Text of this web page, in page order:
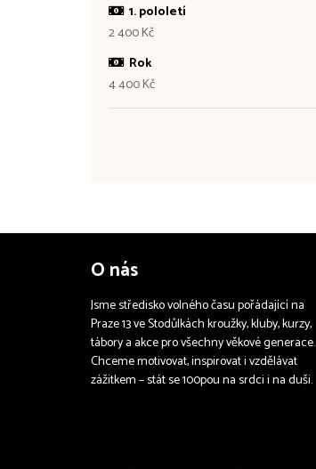
1. pololetí
2 400 Kč
Rok
4 400 Kč
O nás
Jsme středisko volného času pořádající na
Praze 13 ve Stodůlkách kroužky, kluby, kurzy,
tábory a akce pro všechny věkové generace.
Chceme motivovat, inspirovat i vzdělávat
zážitkem – stát se 100pou na srdci i na duši.